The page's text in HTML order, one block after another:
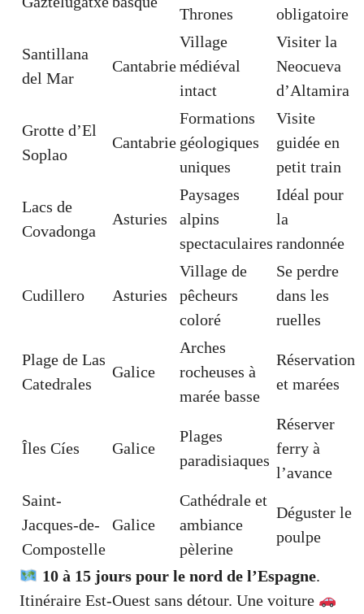
Thrones obligatoire
Santillana
del Mar
Cantabrie
Village
médiéval
intact
Visiter la
Neocueva
d’Altamira
Grotte d’El
Soplao
Cantabrie
Formations
géologiques
uniques
Visite
guidée en
petit train
Lacs de
Covadonga
Asturies
Paysages
alpins
spectaculaires
Idéal pour
la
randonnée
Cudillero Asturies
Village de
pêcheurs
coloré
Se perdre
dans les
ruelles
Plage de Las
Catedrales
Galice
Arches
rocheuses à
marée basse
Réservation
et marées
Îles Cíes Galice
Plages
paradisiaques
Réserver
ferry à
l’avance
Saint-
Jacques-de-
Compostelle
Galice
Cathédrale et
ambiance
pèlerine
Déguster le
poulpe
10 à 15 jours pour le nord de l’Espagne.
Itinéraire Est-Ouest sans détour. Une voiture